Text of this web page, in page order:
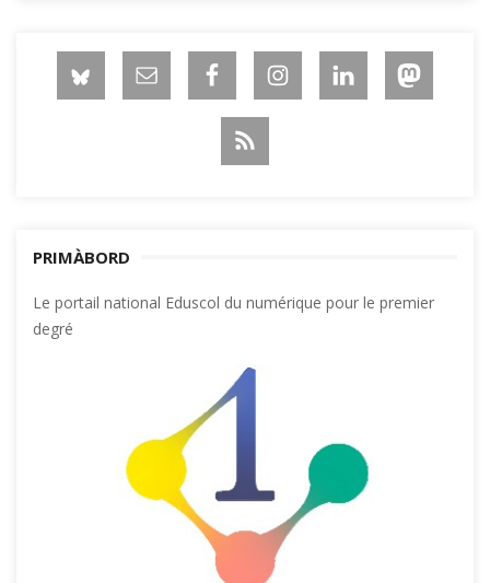
PRIMÀBORD
Le portail national Eduscol du numérique pour le premier
degré